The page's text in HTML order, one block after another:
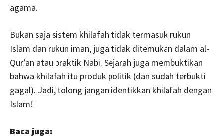
agama.
Bukan saja sistem khilafah tidak termasuk rukun
Islam dan rukun iman, juga tidak ditemukan dalam al-
Qur’an atau praktik Nabi. Sejarah juga membuktikan
bahwa khilafah itu produk politik (dan sudah terbukti
gagal). Jadi, tolong jangan identikkan khilafah dengan
Islam!
Baca juga: